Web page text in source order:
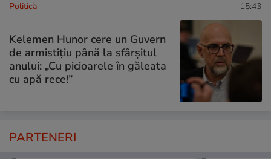
Politică 15:43
Kelemen Hunor cere un Guvern
de armistițiu până la sfârșitul
anului: „Cu picioarele în găleata
cu apă rece!”
PARTENERI